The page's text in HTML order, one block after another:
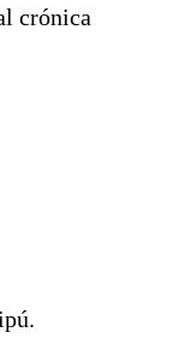
crónica